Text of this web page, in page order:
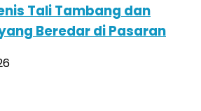
Tali Tambang dan
Beredar di Pasaran